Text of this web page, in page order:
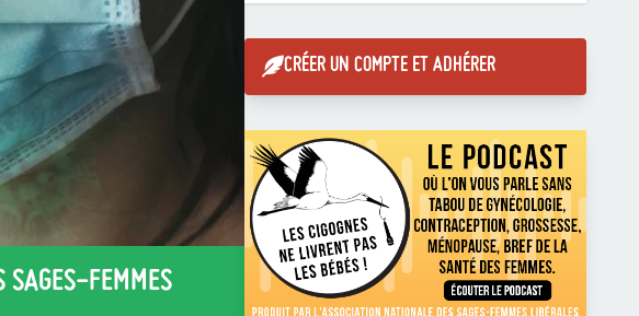
SAGES-FEMMES
CRÉER UN COMPTE ET ADHÉRER